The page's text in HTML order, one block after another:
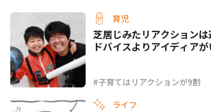
育児
#子育てはリアクションが9割
芝居じみたリアクション
ドバイスよりアイディア
ライフ